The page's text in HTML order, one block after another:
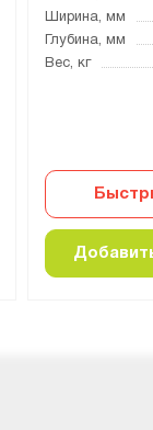
Ширина, мм
Глубина, мм
Вес, кг